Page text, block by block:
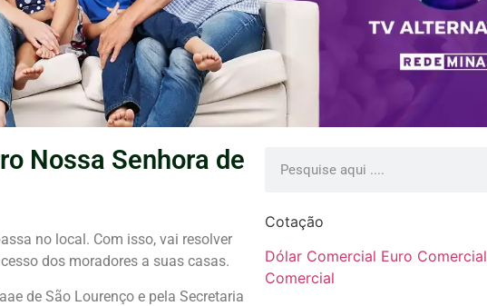
Nossa Senhora de
no local. Com isso, vai resolver
dos moradores a suas casas.
de São Lourenço e pela Secretaria
Cotação
Dólar Comercial Euro Comercial
Comercial